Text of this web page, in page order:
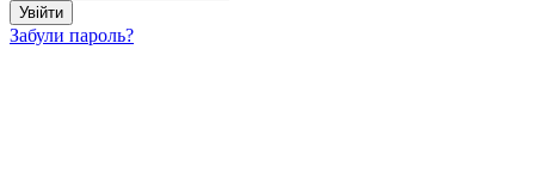
Увійти
Забули пароль?